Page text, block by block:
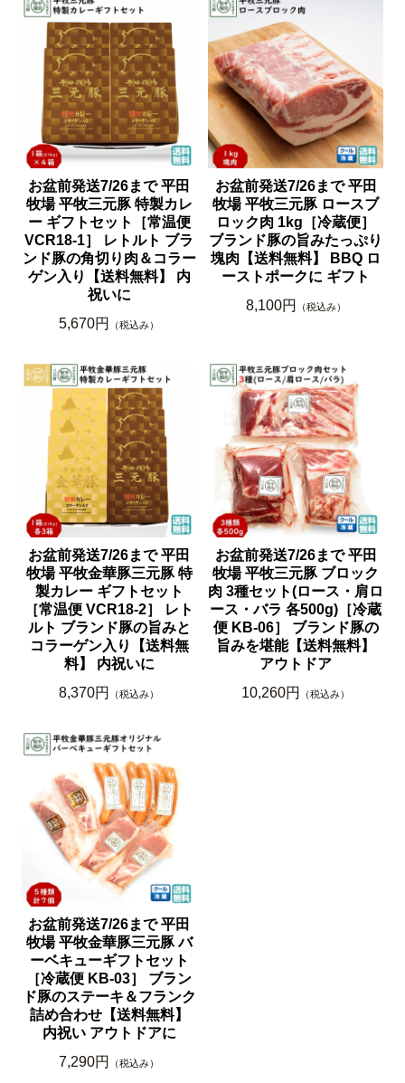
お盆前発送7/26まで 平田
牧場 平牧三元豚 特製カレ
ー ギフトセット［常温便
VCR18-1］ レトルト ブラ
ンド豚の角切り肉＆コラー
ゲン入り【送料無料】 内
祝いに
5,670円
（税込み）
お盆前発送7/26まで 平田
牧場 平牧三元豚 ロースブ
ロック肉 1kg［冷蔵便］
ブランド豚の旨みたっぷり
塊肉【送料無料】 BBQ ロ
ーストポークに ギフト
8,100円
（税込み）
お盆前発送7/26まで 平田
牧場 平牧金華豚三元豚 特
製カレー ギフトセット
［常温便 VCR18-2］ レト
ルト ブランド豚の旨みと
コラーゲン入り【送料無
料】 内祝いに
8,370円
（税込み）
お盆前発送7/26まで 平田
牧場 平牧三元豚 ブロック
肉 3種セット(ロース・肩ロ
ース・バラ 各500g)［冷蔵
便 KB-06］ ブランド豚の
旨みを堪能【送料無料】
アウトドア
10,260円
（税込み）
お盆前発送7/26まで 平田
牧場 平牧金華豚三元豚 バ
ーベキューギフトセット
［冷蔵便 KB-03］ ブラン
ド豚のステーキ＆フランク
詰め合わせ【送料無料】
内祝い アウトドアに
7,290円
（税込み）